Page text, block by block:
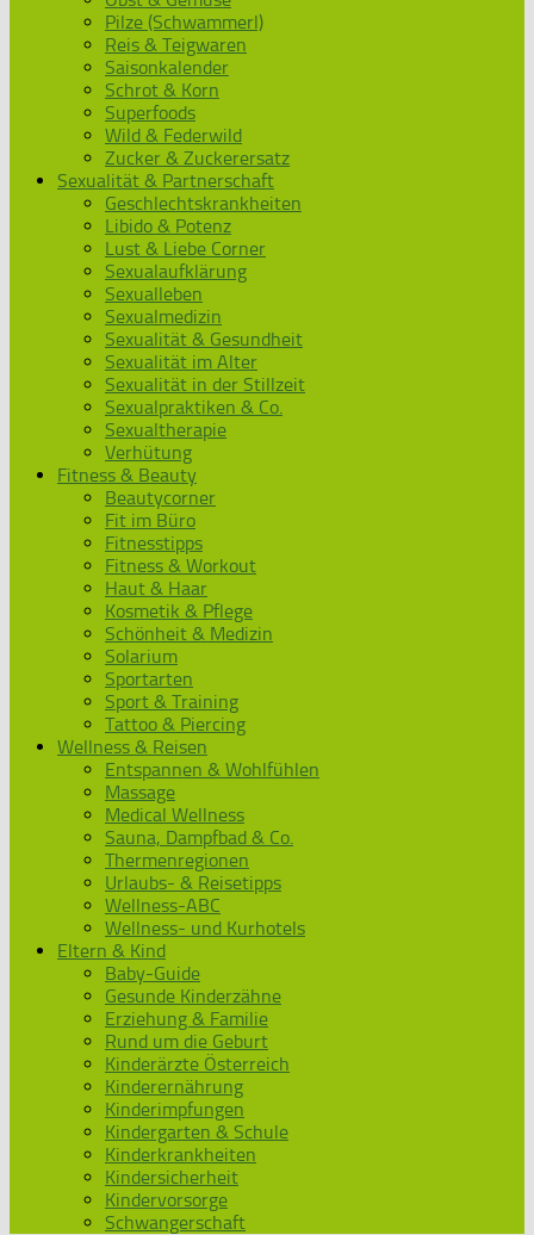
Pilze (Schwammerl)
Reis & Teigwaren
Saisonkalender
Schrot & Korn
Superfoods
Wild & Federwild
Zucker & Zuckerersatz
Sexualität & Partnerschaft
Geschlechtskrankheiten
Libido & Potenz
Lust & Liebe Corner
Sexualaufklärung
Sexualleben
Sexualmedizin
Sexualität & Gesundheit
Sexualität im Alter
Sexualität in der Stillzeit
Sexualpraktiken & Co.
Sexualtherapie
Verhütung
Fitness & Beauty
Beautycorner
Fit im Büro
Fitnesstipps
Fitness & Workout
Haut & Haar
Kosmetik & Pflege
Schönheit & Medizin
Solarium
Sportarten
Sport & Training
Tattoo & Piercing
Wellness & Reisen
Entspannen & Wohlfühlen
Massage
Medical Wellness
Sauna, Dampfbad & Co.
Thermenregionen
Urlaubs- & Reisetipps
Wellness-ABC
Wellness- und Kurhotels
Eltern & Kind
Baby-Guide
Gesunde Kinderzähne
Erziehung & Familie
Rund um die Geburt
Kinderärzte Österreich
Kinderernährung
Kinderimpfungen
Kindergarten & Schule
Kinderkrankheiten
Kindersicherheit
Kindervorsorge
Schwangerschaft